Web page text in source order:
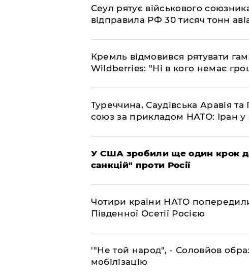
​Сеул рятує військового
відправила РФ 30 тисяч тонн
​Кремль відмовився рятувати
Wildberries: "Ні в кого немає
​Туреччина, Саудівська Аравія
союз за прикладом НАТО: Іран у
​У США зробили ще один крок
санкцій" проти Росії
​Чотири країни НАТО
Південної Осетії Росією
​'"Не той народ", - Соловйов
мобілізацію